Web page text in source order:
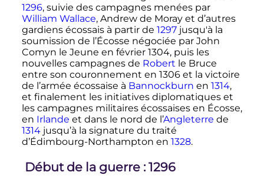
1296, suivie des campagnes menées par
William Wallace, Andrew de Moray et d’autres
gardiens écossais à partir de 1297jusqu'à la
soumission de l’Écosse négociée par John
Comyn le Jeune en février 1304, puis les
nouvelles campagnes de Robert le Bruce
entre son couronnement en 1306 et la victoire
de l’armée écossaise à Bannockburn en 1314,
et finalement les initiatives diplomatiques et
les campagnes militaires écossaises en Écosse,
en Irlande et dans le nord de l’Angleterre de
1314jusqu’à la signature du traité
d’Édimbourg-Northampton en 1328.
Début de la guerre : 1296